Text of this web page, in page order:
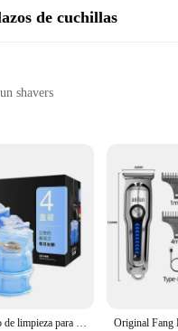
de cuchillas
shavers
the ultimate shaving
curves of your face,
routine.
performance; they are also
Refill Cartridges are not
Braun-cartucho de limpieza para afeitadora Braun, Cartucho de renovación para máquina de afeitar Braun con centro de limpieza automático, limpieza de gérmenes y rastrojo fuera del cabezal de la afeitadora